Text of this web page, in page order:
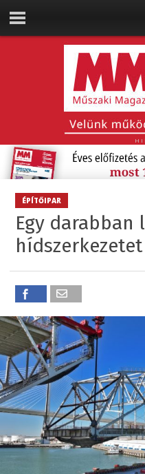
ÉPÍTŐIPAR
Egy darabban
hídszerkezetet